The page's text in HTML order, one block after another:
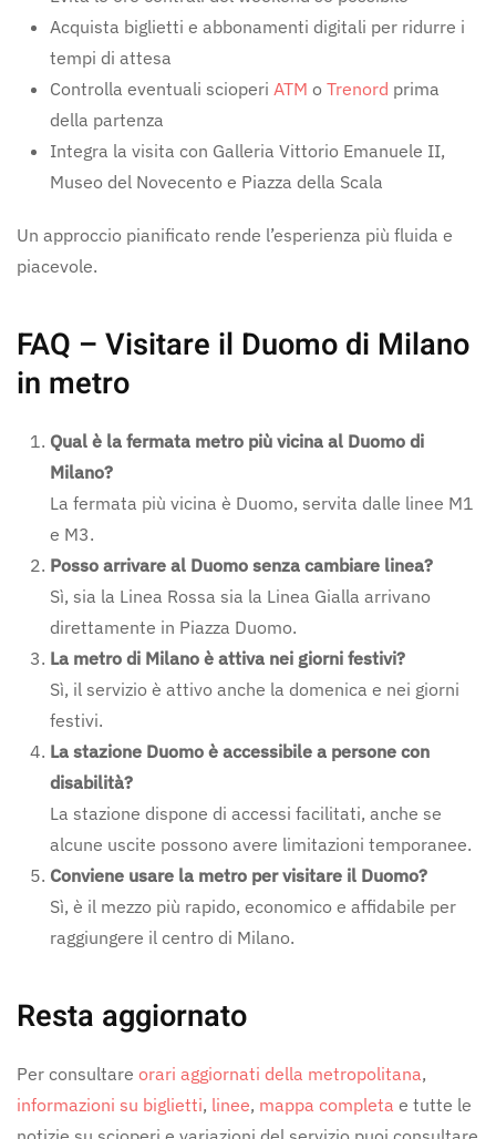
Acquista biglietti e abbonamenti digitali per ridurre i
tempi di attesa
Controlla eventuali scioperi ATM o Trenord prima
della partenza
Integra la visita con Galleria Vittorio Emanuele II,
Museo del Novecento e Piazza della Scala
Un approccio pianificato rende l’esperienza più fluida e
piacevole.
FAQ – Visitare il Duomo di Milano
in metro
Qual è la fermata metro più vicina al Duomo di
Milano?
La fermata più vicina è Duomo, servita dalle linee M1
e M3.
Posso arrivare al Duomo senza cambiare linea?
Sì, sia la Linea Rossa sia la Linea Gialla arrivano
direttamente in Piazza Duomo.
La metro di Milano è attiva nei giorni festivi?
Sì, il servizio è attivo anche la domenica e nei giorni
festivi.
La stazione Duomo è accessibile a persone con
disabilità?
La stazione dispone di accessi facilitati, anche se
alcune uscite possono avere limitazioni temporanee.
Conviene usare la metro per visitare il Duomo?
Sì, è il mezzo più rapido, economico e affidabile per
raggiungere il centro di Milano.
Resta aggiornato
Per consultare orari aggiornati della metropolitana,
informazioni su biglietti, linee, mappa completa e tutte le